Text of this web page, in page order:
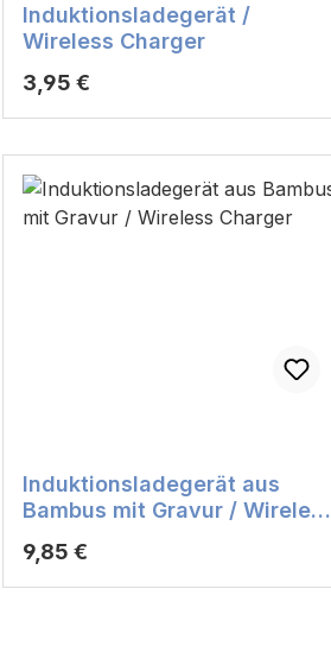
Induktionsladegerät /
Wireless Charger
Regulärer Preis:
3,95 €
Induktionsladegerät aus
Bambus mit Gravur / Wireless
Regulärer Preis:
9,85 €